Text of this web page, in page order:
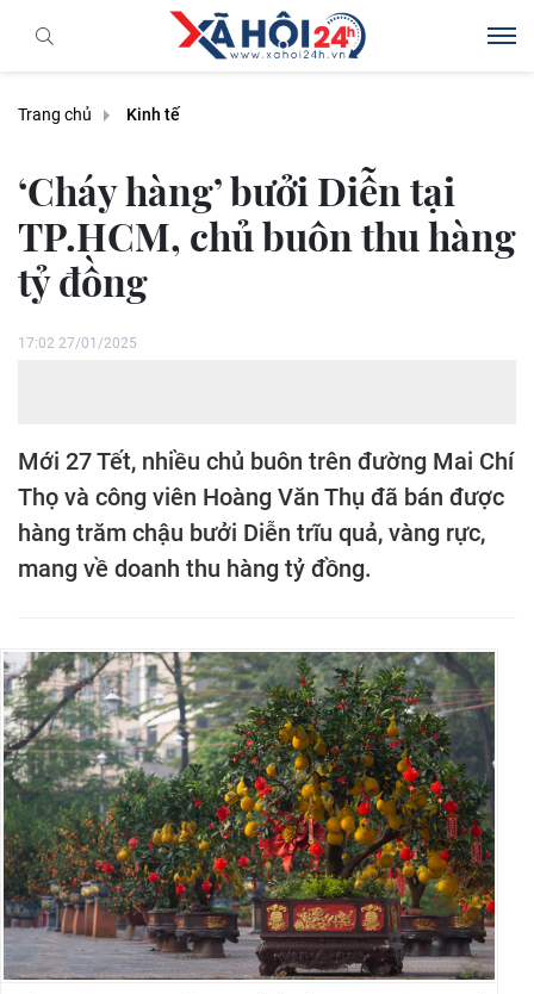
Trang chủ Kinh tế
‘Cháy hàng’ bưởi Diễn tại
TP.HCM, chủ buôn thu hàng
tỷ đồng
17:02 27/01/2025
Mới 27 Tết, nhiều chủ buôn trên đường Mai Chí
Thọ và công viên Hoàng Văn Thụ đã bán được
hàng trăm chậu bưởi Diễn trĩu quả, vàng rực,
mang về doanh thu hàng tỷ đồng.